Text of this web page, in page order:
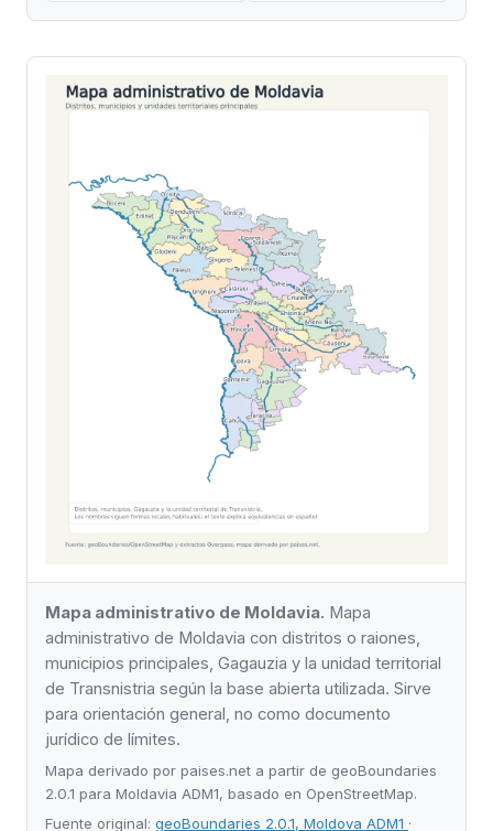
Mapa administrativo de Moldavia. Mapa
administrativo de Moldavia con distritos o raiones,
municipios principales, Gagauzia y la unidad territorial
de Transnistria según la base abierta utilizada. Sirve
para orientación general, no como documento
jurídico de límites.
Mapa derivado por paises.net a partir de geoBoundaries
2.0.1 para Moldavia ADM1, basado en OpenStreetMap.
Fuente original: geoBoundaries 2.0.1, Moldova ADM1 ·